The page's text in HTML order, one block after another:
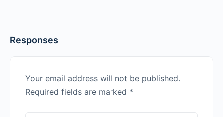
Responses
Your email address will not be published.
Required fields are marked *